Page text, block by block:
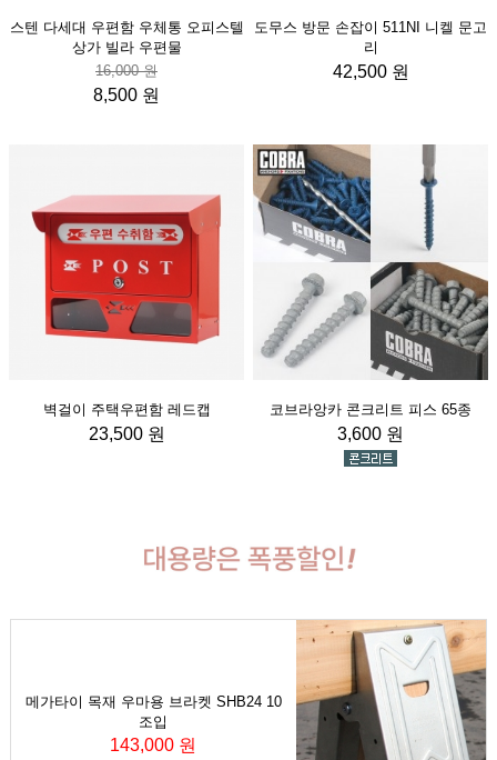
스텐 다세대 우편함 우체통 오피스텔
상가 빌라 우편물
16,000 원
8,500 원
도무스 방문 손잡이 511NI 니켈 문고
리
42,500 원
벽걸이 주택우편함 레드캡
23,500 원
코브라앙카 콘크리트 피스 65종
3,600 원
메가타이 목재 우마용 브라켓 SHB24 10
조입
143,000 원